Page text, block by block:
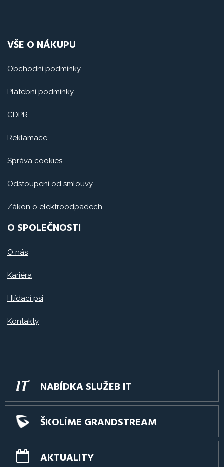
VŠE O NÁKUPU
Obchodní podmínky
Platební podmínky
GDPR
Reklamace
Správa cookies
Odstoupení od smlouvy
Zákon o elektroodpadech
O SPOLEČNOSTI
O nás
Kariéra
Hlídací psi
Kontakty
NABÍDKA SLUŽEB IT
ŠKOLÍME GRANDSTREAM
AKTUALITY